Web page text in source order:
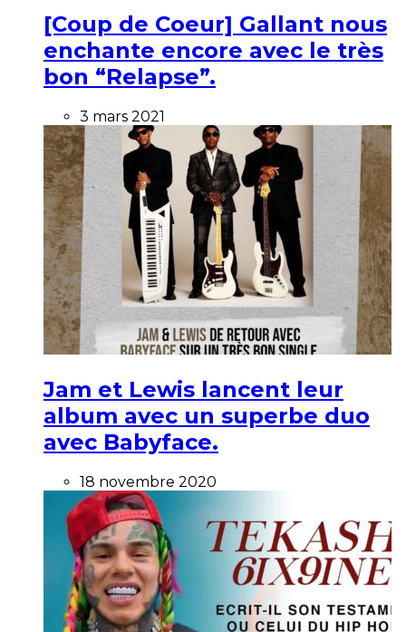
[Coup de Coeur] Gallant nous
enchante encore avec le très
bon “Relapse”.
3 mars 2021
Jam et Lewis lancent leur
album avec un superbe duo
avec Babyface.
18 novembre 2020